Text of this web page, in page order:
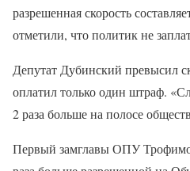
разрешенная скорость
отметили, что политик не
Депутат Дубинский превысил
оплатил только один штраф.
2 раза больше на полосе
Первый замглавы ОПУ